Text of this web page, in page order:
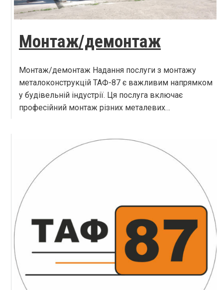
Монтаж/демонтаж
Монтаж/демонтаж Надання послуги з монтажу
металоконструкцій ТАФ-87 є важливим напрямком
у будівельній індустрії. Ця послуга включає
професійний монтаж різних металевих…